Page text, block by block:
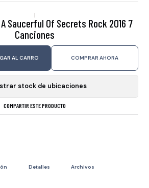
|
Saucerful Of Secrets Rock 2016 7
Canciones
AL CARRO COMPRAR AHORA
stock de ubicaciones
COMPARTIR ESTE PRODUCTO
Detalles Archivos